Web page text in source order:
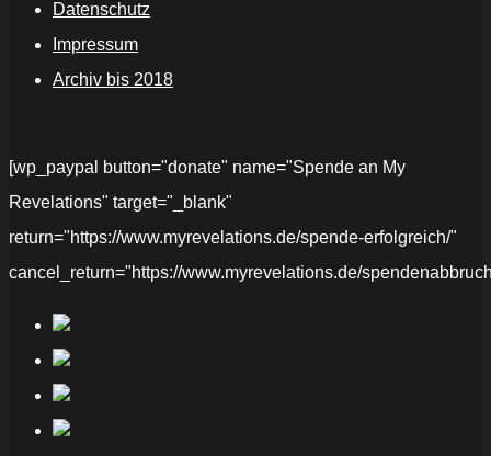
Datenschutz
Impressum
Archiv bis 2018
[wp_paypal button="donate" name="Spende an My
Revelations" target="_blank"
return="https://www.myrevelations.de/spende-erfolgreich/"
cancel_return="https://www.myrevelations.de/